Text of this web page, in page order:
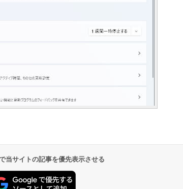
当サイトの記事を優先表示させる